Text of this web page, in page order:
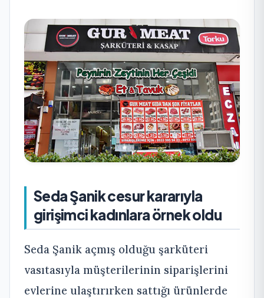
Seda Şanik cesur kararıyla
girişimci kadınlara örnek oldu
Seda Şanik açmış olduğu şarküteri
vasıtasıyla müşterilerinin siparişlerini
evlerine ulaştırırken sattığı ürünlerde